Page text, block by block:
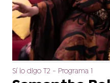
Sí lo digo T2 - Programa 1